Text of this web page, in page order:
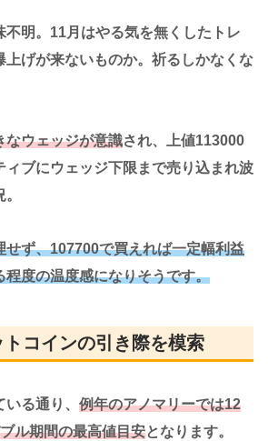
不明。11月はやる気を無くしたトレ
上げが来ないものか。祈るしかなくな
なウェッジが意識され、上値113000
ィブにウェッジ下限まで売り込まれ波
せず、107700で買えれば一定幅利益
程度の温度感になりそうです。
コインの引き際を模索
る通り、 例年のアノマリーでは12
ル期間の最高値目安となります。